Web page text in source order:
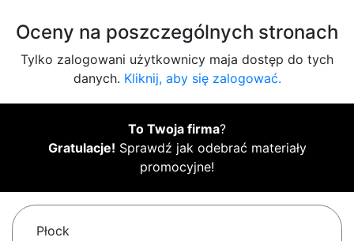
Oceny na poszczególnych stronach
Tylko zalogowani użytkownicy maja dostęp do tych
danych. Kliknij, aby się zalogować.
To Twoja firma?
Gratulacje! Sprawdź jak odebrać materiały
promocyjne!
Płock